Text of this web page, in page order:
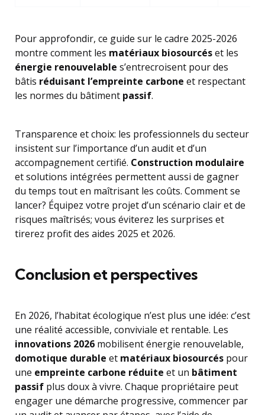
Pour approfondir, ce guide sur le cadre 2025-2026
montre comment les matériaux biosourcéset les
énergie renouvelable s’entrecroisent pour des
bâtis réduisant l’empreinte carbone et respectant
les normes du bâtiment passif.
Transparence et choix: les professionnels du secteur
insistent sur l’importance d’un audit et d’un
accompagnement certifié. Construction modulaire
et solutions intégrées permettent aussi de gagner
du temps tout en maîtrisant les coûts. Comment se
lancer? Équipez votre projet d’un scénario clair et de
risques maîtrisés; vous éviterez les surprises et
tirerez profit des aides 2025 et 2026.
Conclusion et perspectives
En 2026, l’habitat écologique n’est plus une idée: c’est
une réalité accessible, conviviale et rentable. Les
innovations 2026 mobilisent énergie renouvelable,
domotique durable et matériaux biosourcés pour
une empreinte carbone réduite et un bâtiment
passif plus doux à vivre. Chaque propriétaire peut
engager une démarche progressive, commencer par